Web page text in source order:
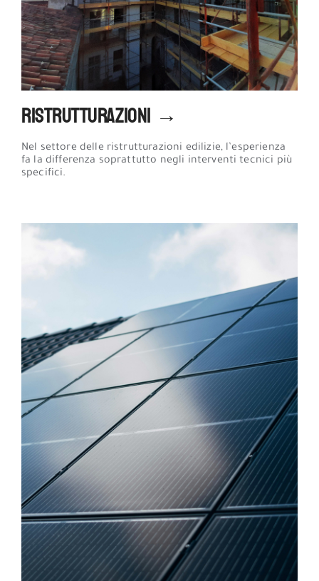
Ristrutturazioni →
Nel settore delle ristrutturazioni edilizie, l’esperienza
fa la differenza soprattutto negli interventi tecnici più
specifici.